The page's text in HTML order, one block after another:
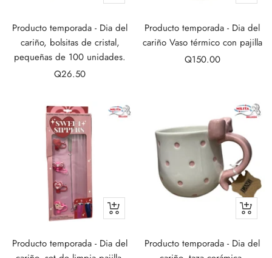
Add
to
cart
Producto temporada - Dia del
cariño, bolsitas de cristal,
pequeñas de 100 unidades.
Sale
Q26.50
Add
to
cart
Producto temporada - Dia del
cariño Vaso térmico con pajilla
Sale
Q150.00
+
Add
to
cart
Producto temporada - Dia del
+
Add
to
Producto temporada - Dia del